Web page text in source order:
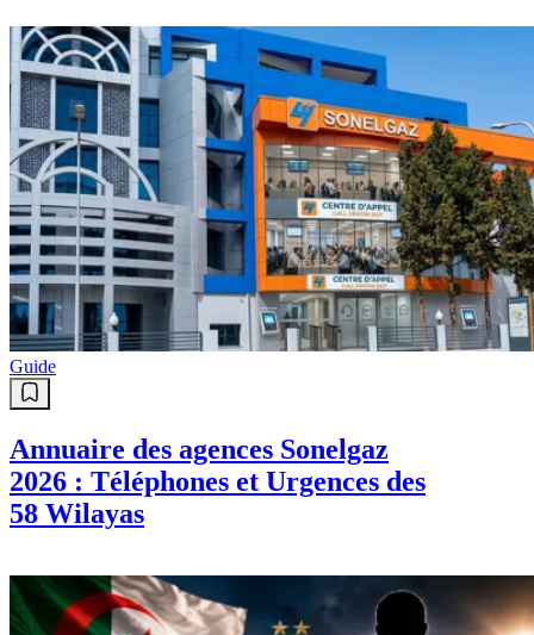
Guide
Annuaire des agences Sonelgaz
2026 : Téléphones et Urgences des
58 Wilayas